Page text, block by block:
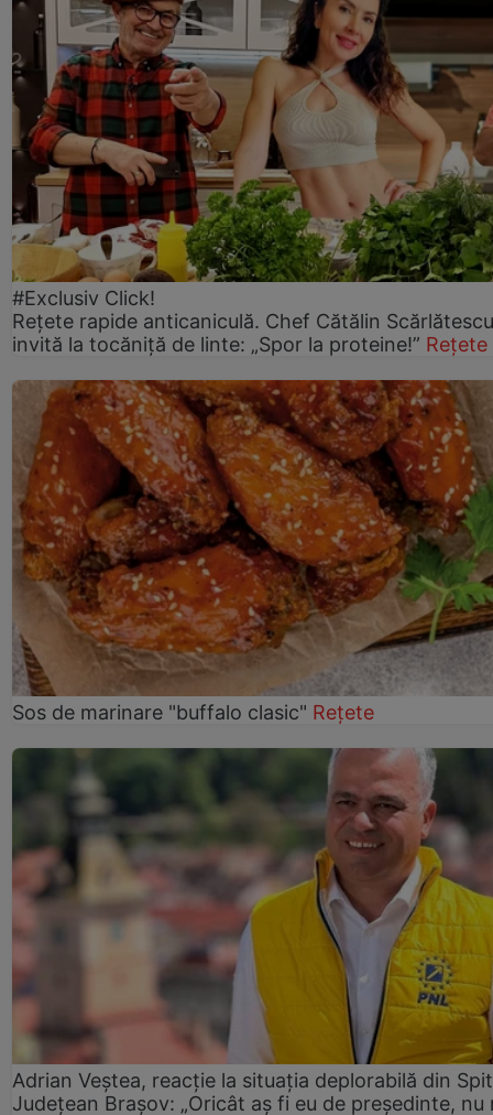
#Exclusiv Click!
Rețete rapide anticaniculă. Chef Cătălin
invită la tocăniță de linte: „Spor la proteine!” Rețete
Sos de marinare "buffalo clasic" Rețete
Adrian Veștea, reacție la situația deplorabilă din
Județean Brașov: „Oricât aș fi eu de președinte, nu